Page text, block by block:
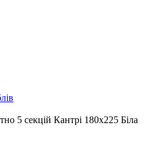
5 секцій Кантрі 180х225 Біла